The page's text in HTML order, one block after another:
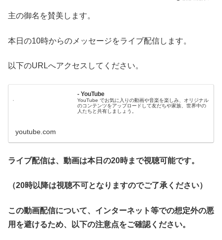
主の御名を賛美します。
本日の10時からのメッセージをライブ配信します。
以下のURLへアクセスしてください。
- YouTube
YouTube でお気に入りの動画や音楽を楽しみ、オリジナル
のコンテンツをアップロードして友だちや家族、世界中の
人たちと共有しましょう。
youtube.com
ライブ配信は、動画は本日の20時まで視聴可能です。
（20時以降は視聴不可となりますのでご了承ください）
この動画配信について、インターネット等での想定外の悪
用を避けるため、以下の注意点をご確認ください。